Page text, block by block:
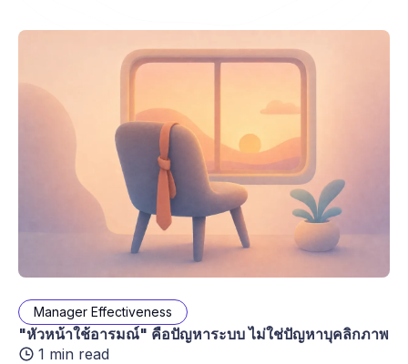
Manager Effectiveness
"หัวหน้าใช้อารมณ์" คือปัญหาระบบ ไม่ใช่ปัญหาบุคลิกภาพ
1 min read